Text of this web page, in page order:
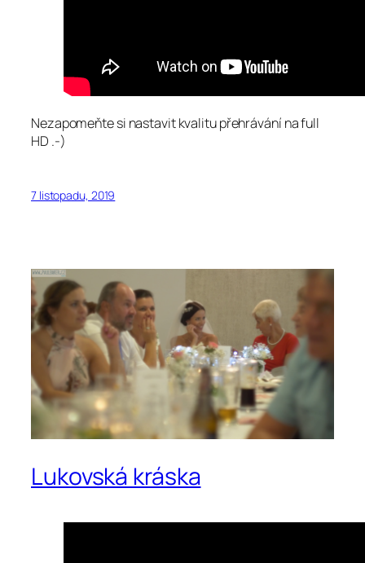
Nezapomeňte si nastavit kvalitu přehrávání na full
HD .-)
7 listopadu, 2019
Lukovská kráska